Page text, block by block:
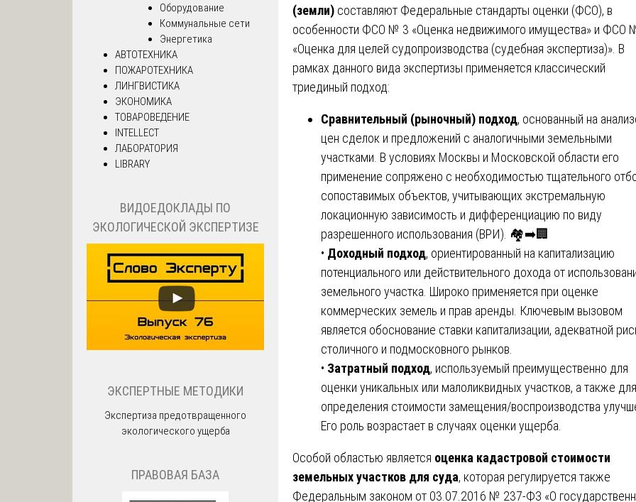
(земли) составляют Федеральные стандарты оценки (ФСО), в
особенности ФСО № 3 «Оценка недвижимого имущества» и ФСО
«Оценка для целей судопроизводства (судебная экспертиза)». В
рамках данного вида экспертизы применяется классический
триединый подход:
Сравнительный (рыночный) подход, основанный на
цен сделок и предложений с аналогичными земельными
участками. В условиях Москвы и Московской области его
применение сопряжено с необходимостью тщательного
сопоставимых объектов, учитывающих экстремальную
локационную зависимость и дифференциацию по виду
разрешенного использования (ВРИ). 🏘️➡️🏢
• Доходный подход, ориентированный на капитализацию
потенциального или действительного дохода от
земельного участка. Широко применяется при оценке
коммерческих земель и прав аренды. Ключевым вызовом
является обоснование ставки капитализации, адекватной
столичного и подмосковного рынков.
• Затратный подход, используемый преимущественно для
оценки уникальных или малоликвидных участков, а также для
определения стоимости замещения/воспроизводства
Его роль возрастает в случаях оценки ущерба.
Особой областью является оценка кадастровой стоимости
земельных участков для суда, которая регулируется также
Федеральным законом от 03.07.2016 № 237-ФЗ «О
Оборудование
Коммунальные сети
Энергетика
АВТОТЕХНИКА
ПОЖАРОТЕХНИКА
ЛИНГВИСТИКА
ЭКОНОМИКА
ТОВАРОВЕДЕНИЕ
INTELLECT
ЛАБОРАТОРИЯ
LIBRARY
ВИДОЕДОКЛАДЫ ПО
ЭКОЛОГИЧЕСКОЙ ЭКСПЕРТИЗЕ
ЭКСПЕРТНЫЕ МЕТОДИКИ
Экспертиза предотвращенного
экологического ущерба
ПРАВОВАЯ БАЗА